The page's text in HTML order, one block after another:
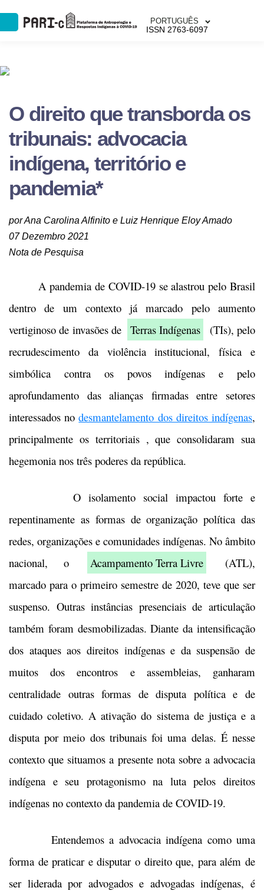
PORTUGUÊS
ISSN 2763-6097
O direito que transborda os
tribunais: advocacia
indígena, território e
pandemia*
por Ana Carolina Alfinito e Luiz Henrique Eloy Amado
07 Dezembro 2021
Nota de Pesquisa
A pandemia de COVID-19 se alastrou pelo Brasil
dentro de um contexto já marcado pelo aumento
vertiginoso de invasões de
Terras Indígenas
(TIs), pelo
recrudescimento da violência institucional, física e
simbólica contra os povos indígenas e pelo
aprofundamento das alianças firmadas entre setores
interessados nodesmantelamento dos direitos indígenas,
principalmente os territoriais , que consolidaram sua
hegemonia nos três poderes da república.
O isolamento social impactou forte e
repentinamente as formas de organização política das
redes, organizações e comunidades indígenas. No âmbito
nacional, o
Acampamento Terra Livre
(ATL),
marcado para o primeiro semestre de 2020, teve que ser
suspenso. Outras instâncias presenciais de articulação
também foram desmobilizadas. Diante da intensificação
dos ataques aos direitos indígenas e da suspensão de
muitos dos encontros e assembleias, ganharam
centralidade outras formas de disputa política e de
cuidado coletivo. A ativação do sistema de justiça e a
disputa por meio dos tribunais foi uma delas. É nesse
contexto que situamos a presente nota sobre a advocacia
indígena e seu protagonismo na luta pelos direitos
indígenas no contexto da pandemia de COVID-19.
Entendemos a advocacia indígena como uma
forma de praticar e disputar o direito que, para além de
ser liderada por advogados e advogadas indígenas, é